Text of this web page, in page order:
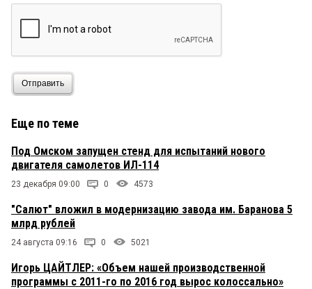
Отправить
Еще по теме
Под Омском запущен стенд для испытаний нового
двигателя самолетов ИЛ-114
23 декабря 09:00 0 4573
"Салют" вложил в модернизацию завода им. Баранова 5
млрд рублей
24 августа 09:16 0 5021
Игорь ЦАЙТЛЕР: «Объем нашей производственной
программы с 2011-го по 2016 год вырос колоссально»